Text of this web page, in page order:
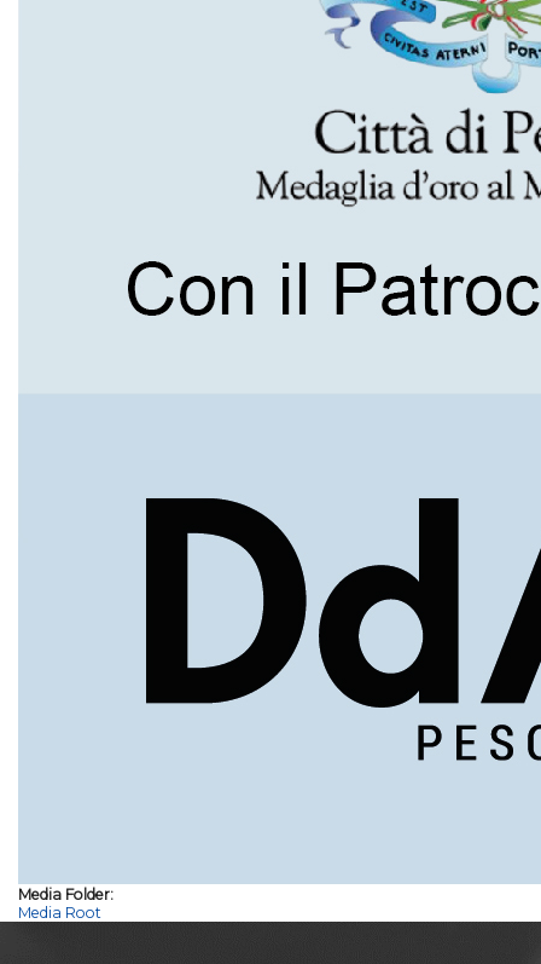
Media Folder:
Media Root